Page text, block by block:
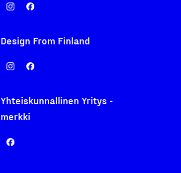
Design From Finland
Yhteiskunnallinen Yritys -
merkki